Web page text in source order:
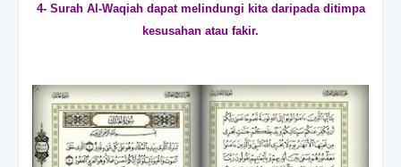
4- Surah Al-Waqiah dapat melindungi kita daripada ditimpa
kesusahan atau fakir.